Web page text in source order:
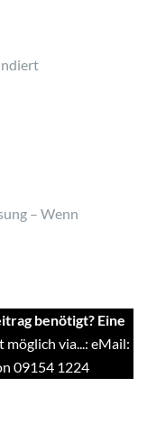
– Wenn
benötigt? Eine
möglich via...: eMail:
09154 1224